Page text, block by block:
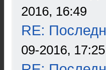
2016, 16:49
RE:
09-2016, 17:25